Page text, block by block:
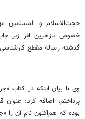
حجت‌الاسلام و المسلمین
خصوص تازه‌ترین اثر زیر
گذشته رساله مقطع
وی با بیان اینکه در کتاب
پرداختم، اضافه کرد:
بوده که هم‌اکنون نام آن را